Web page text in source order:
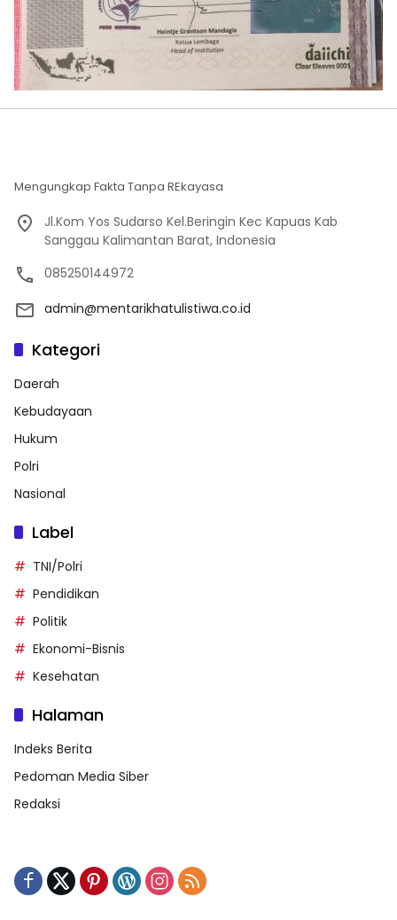
Mengungkap Fakta Tanpa REkayasa
Jl.Kom Yos Sudarso Kel.Beringin Kec Kapuas Kab
Sanggau Kalimantan Barat, Indonesia
085250144972
admin@mentarikhatulistiwa.co.id
Kategori
Daerah
Kebudayaan
Hukum
Polri
Nasional
Label
TNI/Polri
Pendidikan
Politik
Ekonomi-Bisnis
Kesehatan
Halaman
Indeks Berita
Pedoman Media Siber
Redaksi